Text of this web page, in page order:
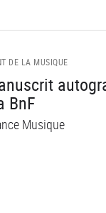
DE LA MUSIQUE
BnF
Musique